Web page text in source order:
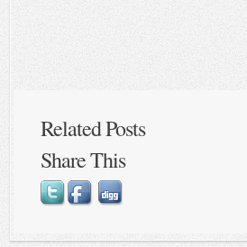
Related Posts
Share This